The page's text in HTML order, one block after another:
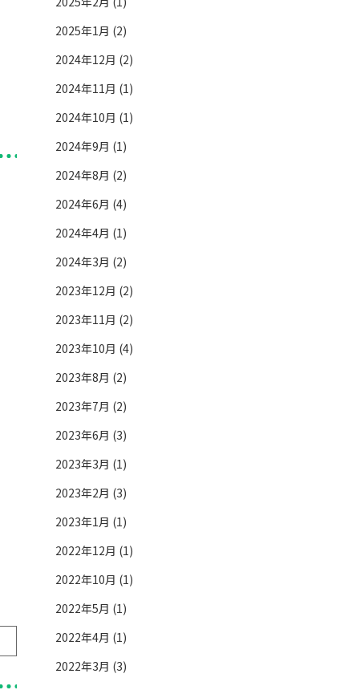
2025年1月 (2)
2024年12月 (2)
2024年11月 (1)
2024年10月 (1)
2024年9月 (1)
2024年8月 (2)
2024年6月 (4)
2024年4月 (1)
2024年3月 (2)
2023年12月 (2)
2023年11月 (2)
2023年10月 (4)
2023年8月 (2)
2023年7月 (2)
2023年6月 (3)
2023年3月 (1)
2023年2月 (3)
2023年1月 (1)
2022年12月 (1)
2022年10月 (1)
2022年5月 (1)
2022年4月 (1)
2022年3月 (3)